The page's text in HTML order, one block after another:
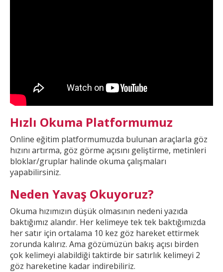
Hızlı Okuma Platformumuz
Online eğitim platformumuzda bulunan araçlarla göz
hızını artırma, göz görme açısını geliştirme, metinleri
bloklar/gruplar halinde okuma çalışmaları
yapabilirsiniz.
Neden Yavaş Okuyoruz?
Okuma hızımızın düşük olmasının nedeni yazıda
baktığımız alandır. Her kelimeye tek tek baktığımızda
her satır için ortalama 10 kez göz hareket ettirmek
zorunda kalırız. Ama gözümüzün bakış açısı birden
çok kelimeyi alabildiği taktirde birsatırlık kelimeyi 2
göz hareketine kadar indirebiliriz.